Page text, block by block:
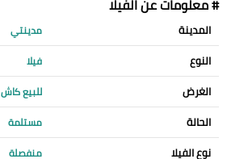
المدينة مدينتي
النوع فيلا
الغرض للبيع كاش
الحالة مستلمة
نوع الفيلا منفصلة